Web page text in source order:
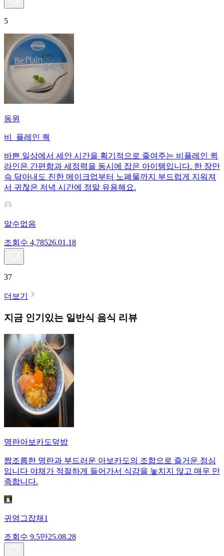
5
동원
비_플레인 쿽
바쁜 일상에서 세안 시간을 획기적으로 줄여주는 비플레인 퀵
라인은 간편함과 세정력을 동시에 잡은 아이템입니다. 한 장만
슥 닦아내도 진한 메이크업부터 노폐물까지 부드럽게 지워져
서 귀찮은 저녁 시간에 정말 유용해요.
알수없음
조회수 4,78526.01.18
37
더보기
지금 인기있는 일반식 음식 리뷰
명란아보카도덮밥
짭조름한 명란과 부드러운 아보카도의 조합으로 즐거운 점심
입니다 야채가 적절하게 들어가서 식감을 놓치지 않고 매우 만
족합니다.
귀염그잡채1
조회수 9.5만25.08.28